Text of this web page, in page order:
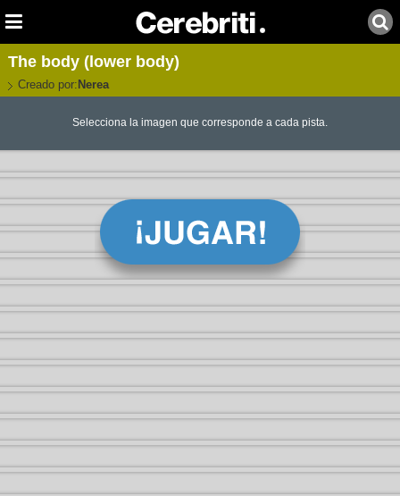
The body (lower body)
Creado por: Nerea
Selecciona la imagen que corresponde a cada pista.